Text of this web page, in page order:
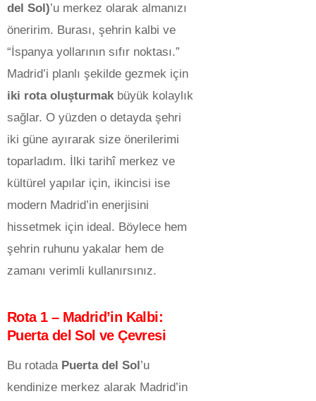
del Sol)’u merkez olarak almanızı
öneririm. Burası, şehrin kalbi ve
“İspanya yollarının sıfır noktası.”
Madrid’i planlı şekilde gezmek için
iki rota oluşturmak büyük kolaylık
sağlar. O yüzden o detayda şehri
iki güne ayırarak size önerilerimi
toparladım. İlki tarihî merkez ve
kültürel yapılar için, ikincisi ise
modern Madrid’in enerjisini
hissetmek için ideal. Böylece hem
şehrin ruhunu yakalar hem de
zamanı verimli kullanırsınız.
Rota 1 – Madrid’in Kalbi:
Puerta del Sol ve Çevresi
Bu rotada Puerta del Sol’u
kendinize merkez alarak Madrid’in